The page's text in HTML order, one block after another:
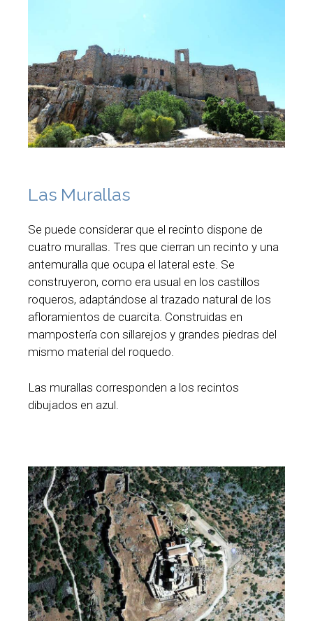
Las Murallas
Se puede considerar que el recinto dispone de
cuatro murallas. Tres que cierran un recinto y una
antemuralla que ocupa el lateral este. Se
construyeron, como era usual en los castillos
roqueros, adaptándose al trazado natural de los
afloramientos de cuarcita. Construidas en
mampostería con sillarejos y grandes piedras del
mismo material del roquedo.
Las murallas corresponden a los recintos
dibujados en azul.